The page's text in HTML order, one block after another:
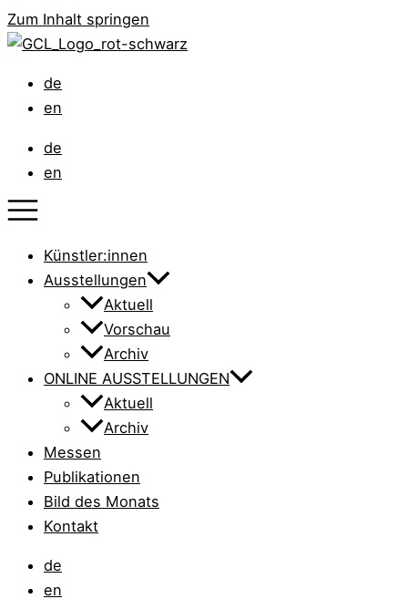
Zum Inhalt springen
de
en
de
en
Künstler:innen
Ausstellungen
Aktuell
Vorschau
Archiv
ONLINE AUSSTELLUNGEN
Aktuell
Archiv
Messen
Publikationen
Bild des Monats
Kontakt
de
en